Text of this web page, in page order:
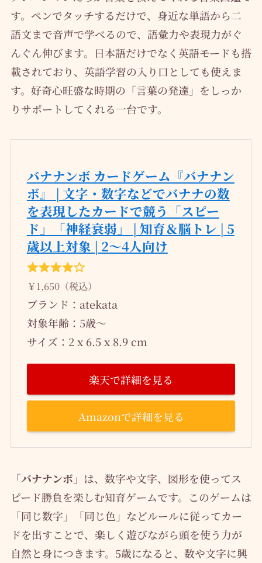
す。ペンでタッチするだけで、身近な単語から二
語文まで音声で学べるので、語彙力や表現力がぐ
んぐん伸びます。日本語だけでなく英語モードも搭
載されており、英語学習の入り口としても使えま
す。好奇心旺盛な時期の「言葉の発達」をしっか
りサポートしてくれる一台です。
バナナンボ カードゲーム『バナナン
ボ』 | 文字・数字などでバナナの数
を表現したカードで競う「スピー
ド」「神経衰弱」 | 知育＆脳トレ | 5
歳以上対象 | 2〜4人向け
￥1,650（税込）
ブランド：atekata
対象年齢：5歳～
サイズ：2 x 6.5 x 8.9 cm
楽天で詳細を見る
Amazonで詳細を見る
「バナナンボ」 は、数字や文字、図形を使ってス
ピード勝負を楽しむ知育ゲームです。このゲームは
「同じ数字」「同じ色」などルールに従ってカー
ドを出すことで、楽しく遊びながら頭を使う力が
自然と身につきます。5歳になると、数や文字に興